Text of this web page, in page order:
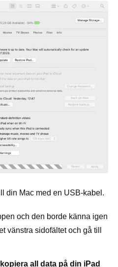
din Mac med en USB-kabel.
och den borde känna igen
vänstra sidofältet och gå till
all data på din iPad